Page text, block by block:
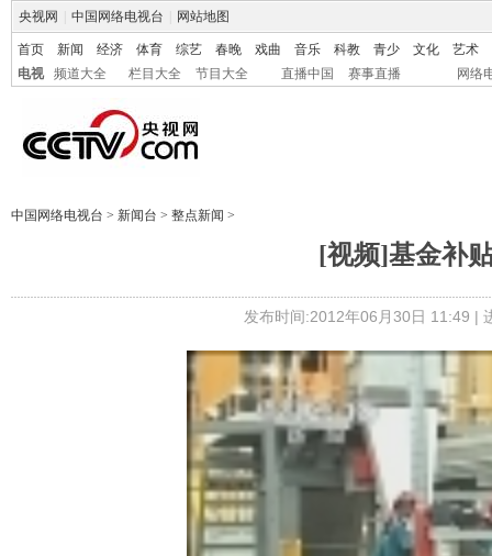
央视网 中国网络电视台 网站地图
首页 新闻 经济 体育 综艺 春晚 戏曲 音乐 科教 青少 文化
艺术
电视
频道大全 栏目大全 节目大全 直播中国 赛事直播 网络
中国网络电视台 > 新闻台 > 整点新闻 >
[视频]基金补
发布时间:2012年06月30日 11:49 |